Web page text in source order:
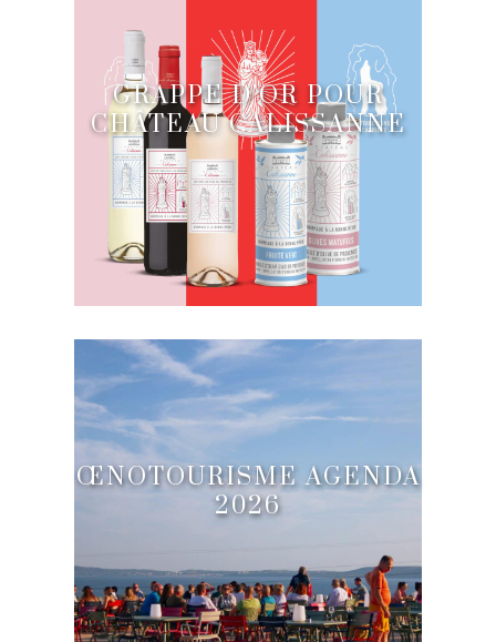
GRAPPE D’OR POUR
CHÂTEAU CALISSANNE
ŒNOTOURISME AGENDA
2026